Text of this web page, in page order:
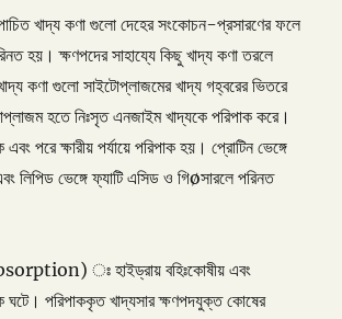
খাদ্য কণা গুলো দেহের সংকোচন-প্রসারণের ফলে
হয়। ক্ষণপদের সাহায্যে কিছু খাদ্য কণা তরলে
কণা গুলো সাইটোপ্লাজমের খাদ্য গহ্বরের ভিতরে
হতে নিঃসৃত এনজাইম খাদ্যকে পরিপাক করে।
পরে ক্ষারীয় পর্যায়ে পরিপাক হয়। প্রোটিন ভেঙ্গে
লিপিড ভেঙ্গে ফ্যাটি এসিড ও গিøসারলে পরিনত
ঃ হাইড্রায় বহিঃকোষীয় এবং
ঘটে। পরিপাককৃত খাদ্যসার ক্ষণপদযুক্ত কোষের